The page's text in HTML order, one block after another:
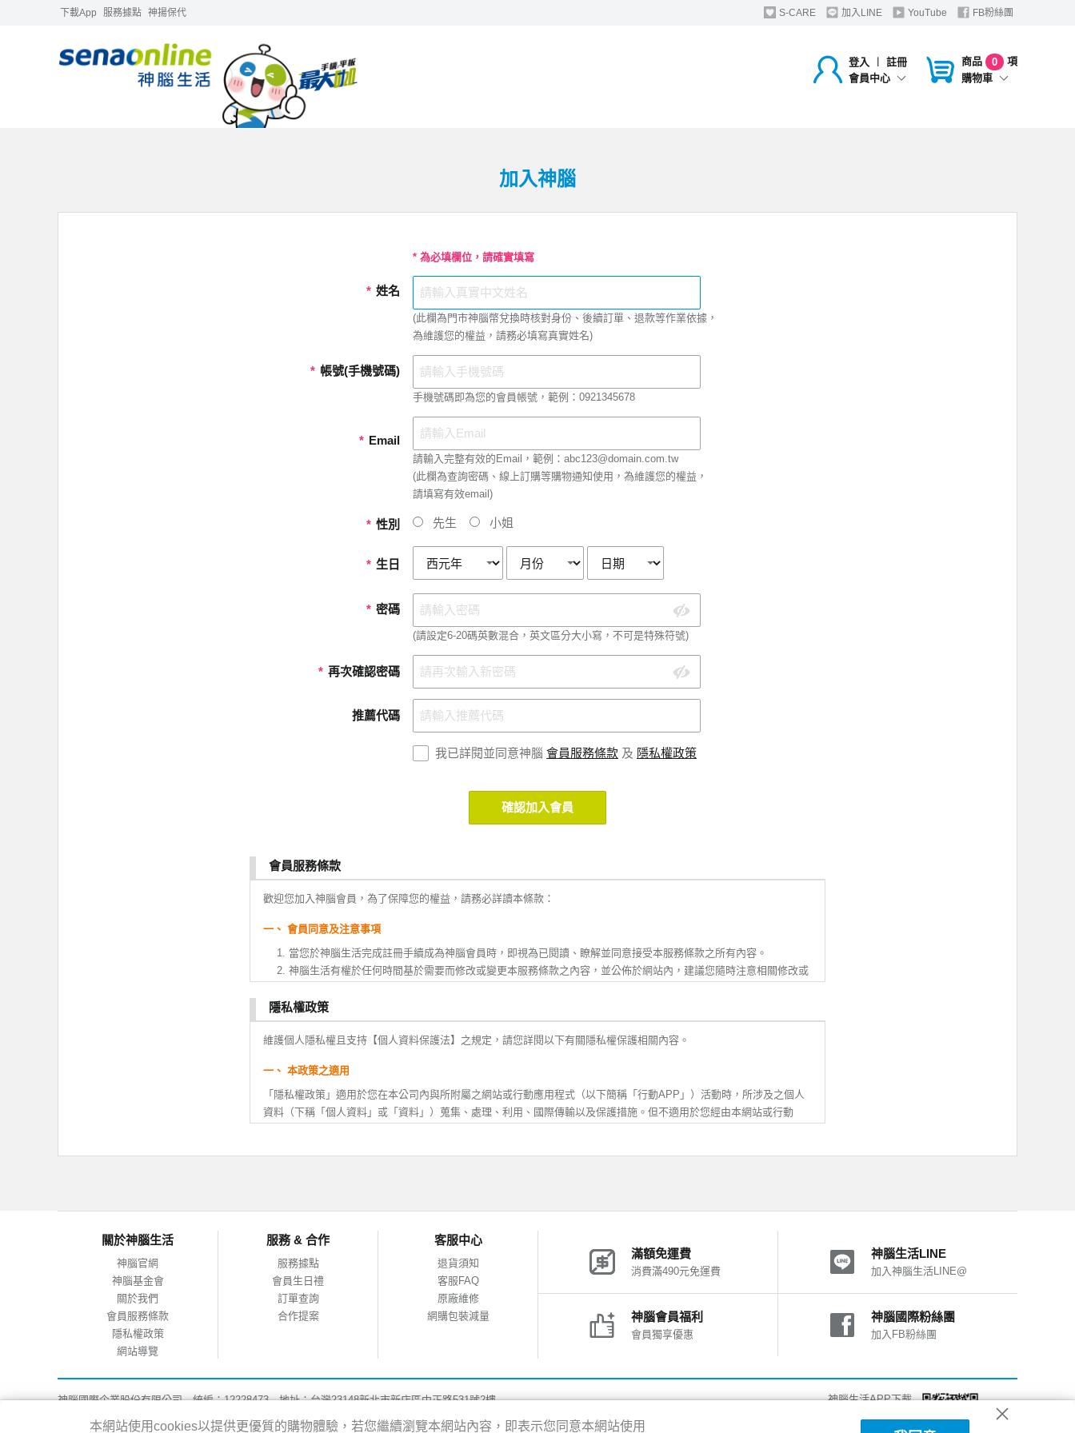
下載App 服務據點 神揚保代 S-CARE 加入LINE YouTube FB粉絲團
登入 ︱
註冊
會員中心
商品 0
項
購物車
加入神腦
* 為必填欄位，請確實填寫
* 姓名
(此欄為門市神腦幣兌換時核對身份、後續訂單、退款等作業依據，
為維護您的權益，請務必填寫真實姓名)
* 帳號(手機號碼)
手機號碼即為您的會員帳號，範例：0921345678
* Email
請輸入完整有效的Email，範例：abc123@domain.com.tw
(此欄為查詢密碼、線上訂購等購物通知使用，為維護您的權益，
請填寫有效email)
* 性別 先生 小姐
* 生日
* 密碼
(請設定6-20碼英數混合，英文區分大小寫，不可是特殊符號)
* 再次確認密碼
推薦代碼
我已詳閱並同意神腦 會員服務條款 及 隱私權政策
確認加入會員
會員服務條款
歡迎您加入神腦會員，為了保障您的權益，請務必詳讀本條款：
一、 會員同意及注意事項
當您於神腦生活完成註冊手續成為神腦會員時，即視為已閱讀、瞭解並同意接受本服務條款之所有內容。
神腦生活有權於任何時間基於需要而修改或變更本服務條款之內容，並公佈於網站內，建議您隨時注意相關修改或
您於本服務條款修改或變更後繼續使用神腦生活所提供之任一服務時，即視為您已閱讀、瞭解並同意接受該等修改
或變更。如果您不同意本服務條款內容之全部或ㄧ部份時，或者您所屬的國家或地域之法律排除本服務條款內容之
全部或ㄧ部份之適用時，您應立即停止使用神腦生活之服務。
資訊後拒絕接受行銷時，可自行登入會員功能取消，神腦生活將協助您，儘速取消該行銷訊息提供服務。
若您未滿20歲，除應符合上述規定外，並應於您的法定代理人閱讀、瞭解並同意本服務條款之所有內容及其後之修
改或變更後，方得註冊或使用神腦生活。當您使用或繼續使用神腦生活所提供之任一服務時，即推定您的法定代理
的帳號，並拒絕您使用本服務之全部或一部份。若您所提供資料有錯誤、不實或其他類似情事之一，致您、第三人
或神腦權益受損，需請您自行處理及負擔相關法律及賠償責任，概與神腦無涉。
三、 會員帳號之保管及安全
您的會員帳號僅供您個人使用，不得轉借、轉讓他人或與他人合用。
您有義務妥善保管會員帳號、密碼及其他相關資訊，每次登入連線完後，務必登出系統結束帳號使用。
若您發現或疑似會員帳號內個人資料，遭他人非法使用或有任何安全性問題發生時，請您立即以電話、電子郵件或
損，需請您自行處理及負擔相關法律及賠償責任，概與神腦無涉。
隱私權政策
維護個人隱私權且支持【個人資料保護法】之規定，請您詳閱以下有關隱私權保護相關內容。
一、 本政策之適用
「隱私權政策」適用於您在本公司內與所附屬之網站或行動應用程式（以下簡稱「行動APP」）活動時，所涉及之個人
資料（下稱「個人資料」或「資料」）蒐集、處理、利用、國際傳輸以及保護措施。但不適用於您經由本網站或行動
會員事先說明、或依照相關法律規定，否則本公司不會將資料提供給其他第三人或移作其他目的使用。
（二）當您使用本公司之客戶服務中心(「客服專線及聯絡我們」)、商品諮詢服務、網站活動及其他線上調查或線上申請
服務時，因服務之需要，本公司將會蒐集包括但不限於您的姓名、住址、電話、電子郵件信箱及其他您自願提供之資
料，您可自由選擇是否提供所需個人資料，如不提供該等資料，則本公司將無法為您提供相關服務。
（三）為提供您更完善之服務、行銷業務及統計與研究分析等目的，本公司會紀錄使用者於本網站或行動APP之IP位
址、地理位置、使用之瀏覽器、使用時間、cookie以及在網站內所瀏覽網頁等資料，並對全體使用者行為總和進行分
站、服務、產品及廣告之用，您可以經由瀏覽器的設定，取消或限制此項功能，但有可能會導致無法使用部份網站功
能；行動APP所取得的地理位置資訊，您則可以經由行動裝置(包括但不限於手機、平板)的設定功能，對我們行動APP，
設定關閉地理位置權限。但關閉地理位置權限，可能會導致地理位置相關服務不正確。
關於神腦生活
神腦官網
神腦基金會
關於我們
會員服務條款
隱私權政策
網站導覽
服務 & 合作
服務據點
會員生日禮
訂單查詢
合作提案
客服中心
退貨須知
客服FAQ
原廠維修
網購包裝減量
滿額免運費
消費滿490元免運費
神腦生活LINE
加入神腦生活LINE@
神腦會員福利
會員獨享優惠
神腦國際粉絲團
加入FB粉絲團
神腦國際企業股份有限公司 統編：12228473 地址：台灣23148新北市新店區中正路531號2樓
神腦生活APP下載
本網站使用cookies以提供更優質的購物體驗，若您繼續瀏覽本網站內容，即表示您同意本網站使用